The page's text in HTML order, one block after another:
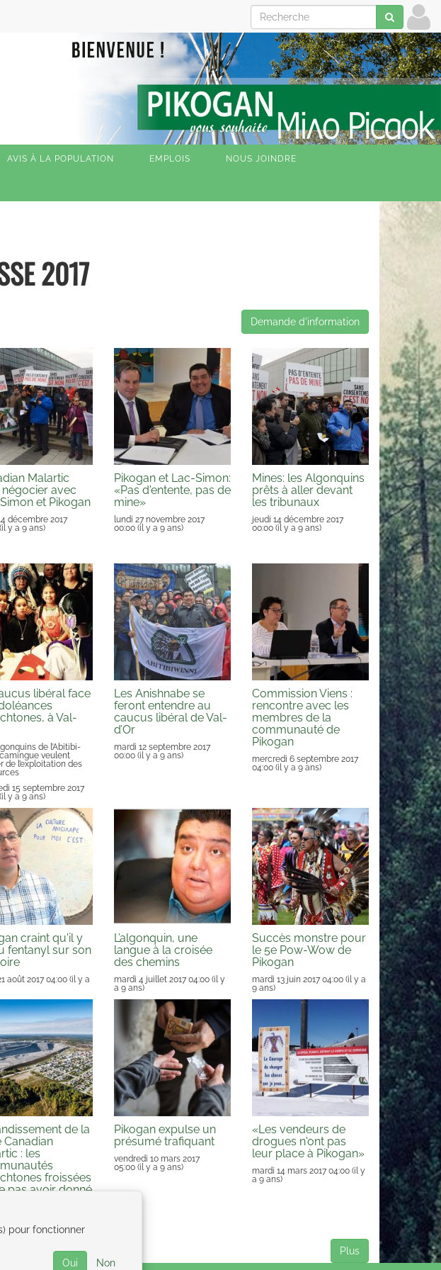
AVIS À LA POPULATION EMPLOIS NOUS JOINDRE
2017
Demande d'information
Malartic
avec
et Pikogan
décembre 2017
(il y a 9 ans)
Pikogan et Lac-Simon:
«Pas d'entente, pas de
mine»
lundi 27 novembre 2017
00:00 (il y a 9 ans)
Mines: les Algonquins
prêts à aller devant
les tribunaux
jeudi 14 décembre 2017
00:00 (il y a 9 ans)
libéral face
à Val-
de l’Abitibi-
veulent
de l’exploitation des
15 septembre 2017
(il y a 9 ans)
Les Anishnabe se
feront entendre au
caucus libéral de Val-
d’Or
mardi 12 septembre 2017
00:00 (il y a 9 ans)
Commission Viens :
rencontre avec les
membres de la
communauté de
Pikogan
mercredi 6 septembre 2017
04:00 (il y a 9 ans)
craint qu'il y
fentanyl sur son
août 2017 04:00 (il y a
L’algonquin, une
langue à la croisée
des chemins
mardi 4 juillet 2017 04:00 (il y
a 9 ans)
Succès monstre pour
le 5e Pow-Wow de
Pikogan
mardi 13 juin 2017 04:00 (il y a
9 ans)
de la
Canadian
: les
froissées
pas avoir donné
Pikogan expulse un
présumé trafiquant
vendredi 10 mars 2017
05:00 (il y a 9 ans)
«Les vendeurs de
drogues n'ont pas
leur place à Pikogan»
mardi 14 mars 2017 04:00 (il y
a 9 ans)
Plus
pour fonctionner
Oui
Non